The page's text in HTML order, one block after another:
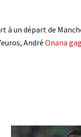
à un départ de
André Onana